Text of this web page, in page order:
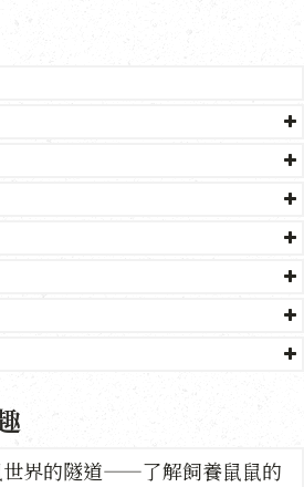
世界的隧道——了解飼養鼠鼠的